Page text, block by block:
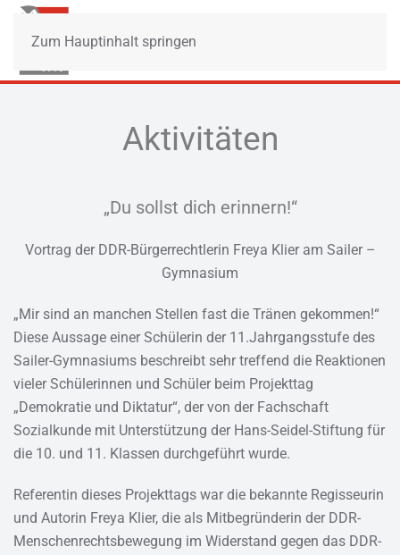
Zum Hauptinhalt springen
Aktivitäten
„Du sollst dich erinnern!“
Vortrag der DDR-Bürgerrechtlerin Freya Klier am Sailer –
Gymnasium
„Mir sind an manchen Stellen fast die Tränen gekommen!“
Diese Aussage einer Schülerin der 11.Jahrgangsstufe des
Sailer-Gymnasiums beschreibt sehr treffend die Reaktionen
vieler Schülerinnen und Schüler beim Projekttag
„Demokratie und Diktatur“, der von der Fachschaft
Sozialkunde mit Unterstützung der Hans-Seidel-Stiftung für
die 10. und 11. Klassen durchgeführt wurde.
Referentin dieses Projekttags war die bekannte Regisseurin
und Autorin Freya Klier, die als Mitbegründerin der DDR-
Menschenrechtsbewegung im Widerstand gegen das DDR-